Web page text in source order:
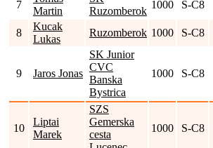
7
Martin
Ruzomberok
1000 S-C8
8
Kucak
Lukas
Ruzomberok 1000 S-C8
9 Jaros Jonas
SK Junior
CVC
Banska
Bystrica
1000 S-C8
10
Liptai
Marek
SZS
Gemerska
cesta
1000 S-C8